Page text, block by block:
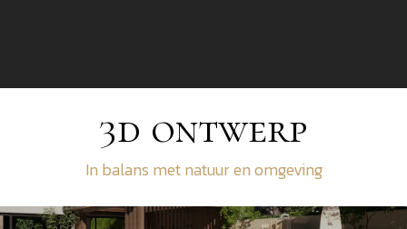
3d ontwerp
In balans met natuur en omgeving